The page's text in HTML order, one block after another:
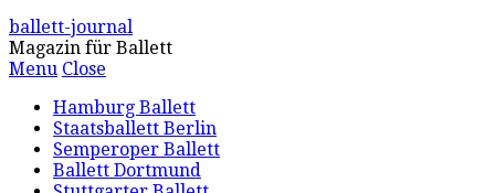
ballett-journal
Magazin für Ballett
Menu Close
Hamburg Ballett
Staatsballett Berlin
Semperoper Ballett
Ballett Dortmund